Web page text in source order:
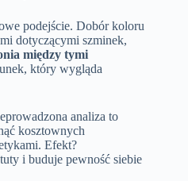
podejście. Dobór koloru
dotyczącymi szminek,
między tymi
który wygląda
analiza to
kosztownych
Efekt?
i buduje pewność siebie